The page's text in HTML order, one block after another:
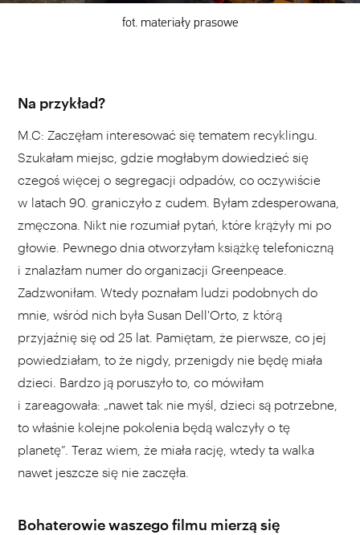
fot. materiały prasowe
Na przykład?
M.C: Zaczęłam interesować się tematem recyklingu.
Szukałam miejsc, gdzie mogłabym dowiedzieć się
czegoś więcej o segregacji odpadów, co oczywiście
w latach 90. graniczyło z cudem. Byłam zdesperowana,
zmęczona. Nikt nie rozumiał pytań, które krążyły mi po
głowie. Pewnego dnia otworzyłam książkę telefoniczną
i znalazłam numer do organizacji Greenpeace.
Zadzwoniłam. Wtedy poznałam ludzi podobnych do
mnie, wśród nich była Susan Dell'Orto, z którą
przyjaźnię się od 25 lat. Pamiętam, że pierwsze, co jej
powiedziałam, to że nigdy, przenigdy nie będę miała
dzieci. Bardzo ją poruszyło to, co mówiłam
i zareagowała: „nawet tak nie myśl, dzieci są potrzebne,
to właśnie kolejne pokolenia będą walczyły o tę
planetę”. Teraz wiem, że miała rację, wtedy ta walka
nawet jeszcze się nie zaczęła.
Bohaterowie waszego filmu mierzą się